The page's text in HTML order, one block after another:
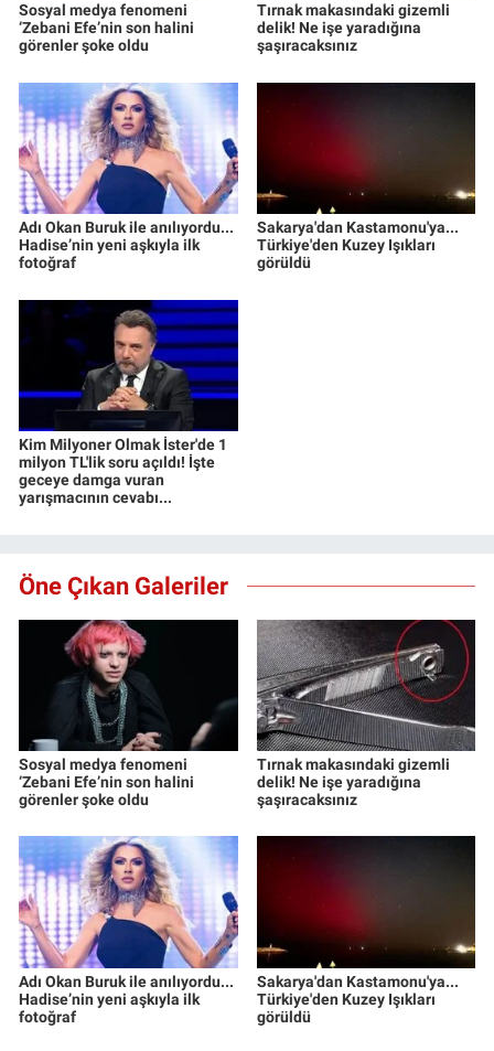
Sosyal medya fenomeni
‘Zebani Efe’nin son halini
görenler şoke oldu
Tırnak makasındaki gizemli
delik! Ne işe yaradığına
şaşıracaksınız
Adı Okan Buruk ile anılıyordu...
Hadise’nin yeni aşkıyla ilk
fotoğraf
Sakarya'dan Kastamonu'ya...
Türkiye'den Kuzey Işıkları
görüldü
Kim Milyoner Olmak İster'de 1
milyon TL'lik soru açıldı! İşte
geceye damga vuran
yarışmacının cevabı...
Öne Çıkan Galeriler
Sosyal medya fenomeni
‘Zebani Efe’nin son halini
görenler şoke oldu
Tırnak makasındaki gizemli
delik! Ne işe yaradığına
şaşıracaksınız
Adı Okan Buruk ile anılıyordu...
Hadise’nin yeni aşkıyla ilk
fotoğraf
Sakarya'dan Kastamonu'ya...
Türkiye'den Kuzey Işıkları
görüldü